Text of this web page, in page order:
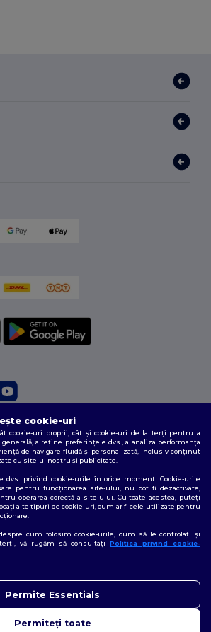
drepturile rezervate
de confidențialitate|Politica privind cookie-
cookie-uri
cookie-uri proprii, cât și cookie-uri de la terți pentru a
a reține preferințele dvs., a analiza performanța
de navigare fluidă și personalizată, inclusiv conținut
cu site-ul nostru și publicitate.
dvs. privind cookie-urile în orice moment. Cookie-urile
pentru funcționarea site-ului, nu pot fi dezactivate,
operarea corectă a site-ului. Cu toate acestea, puteți
alte tipuri de cookie-uri, cum ar fi cele utilizate pentru
cum folosim cookie-urile, cum să le controlați și
vă rugăm să consultați Politica privind cookie-
Permite Essentials
Permiteți toate
în orice moment. Chatbot-ul
ajuta.